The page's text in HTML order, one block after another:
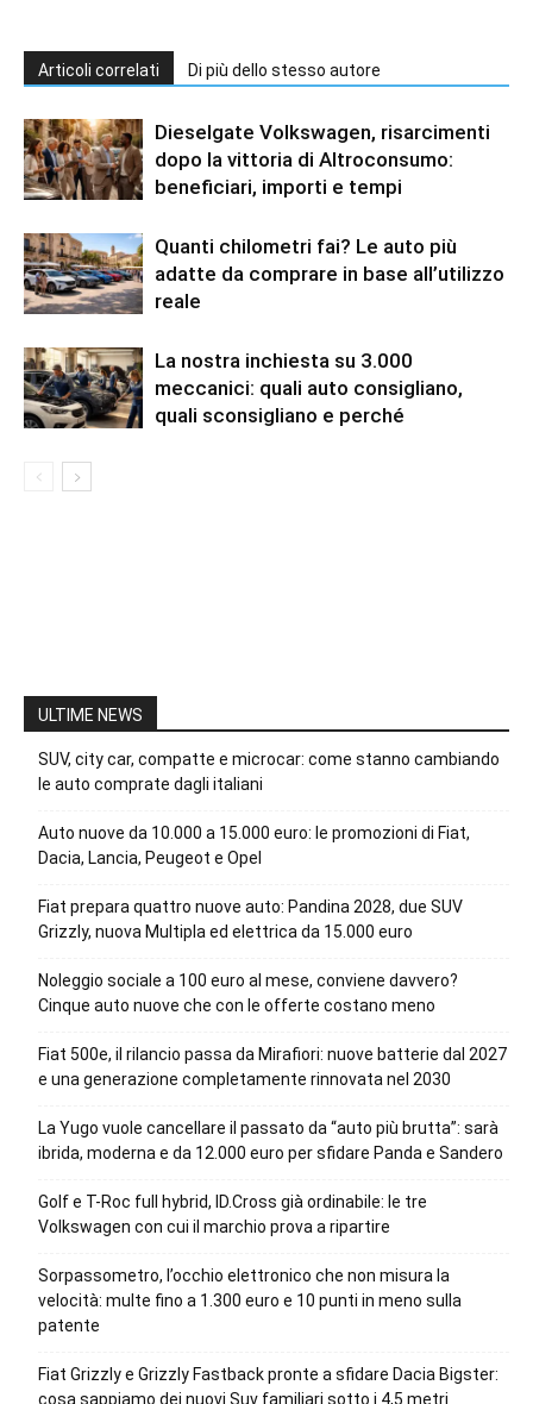
Articoli correlati Di più dello stesso autore
Dieselgate Volkswagen, risarcimenti
dopo la vittoria di Altroconsumo:
beneficiari, importi e tempi
Quanti chilometri fai? Le auto più
adatte da comprare in base all’utilizzo
reale
La nostra inchiesta su 3.000
meccanici: quali auto consigliano,
quali sconsigliano e perché
ULTIME NEWS
SUV, city car, compatte e microcar: come stanno cambiando
le auto comprate dagli italiani
Auto nuove da 10.000 a 15.000 euro: le promozioni di Fiat,
Dacia, Lancia, Peugeot e Opel
Fiat prepara quattro nuove auto: Pandina 2028, due SUV
Grizzly, nuova Multipla ed elettrica da 15.000 euro
Noleggio sociale a 100 euro al mese, conviene davvero?
Cinque auto nuove che con le offerte costano meno
Fiat 500e, il rilancio passa da Mirafiori: nuove batterie dal 2027
e una generazione completamente rinnovata nel 2030
La Yugo vuole cancellare il passato da “auto più brutta”: sarà
ibrida, moderna e da 12.000 euro per sfidare Panda e Sandero
Golf e T-Roc full hybrid, ID.Cross già ordinabile: le tre
Volkswagen con cui il marchio prova a ripartire
Sorpassometro, l’occhio elettronico che non misura la
velocità: multe fino a 1.300 euro e 10 punti in meno sulla
patente
Fiat Grizzly e Grizzly Fastback pronte a sfidare Dacia Bigster:
cosa sappiamo dei nuovi Suv familiari sotto i 4,5 metri